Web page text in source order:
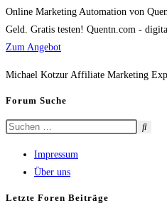
Online Marketing Automation von
Geld. Gratis testen! Quentn.com -
Zum Angebot
Michael Kotzur Affiliate Marketing
Forum Suche
Impressum
Über uns
Letzte Foren Beiträge